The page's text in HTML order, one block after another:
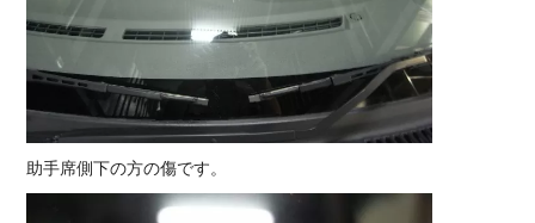
助手席側下の方の傷です。